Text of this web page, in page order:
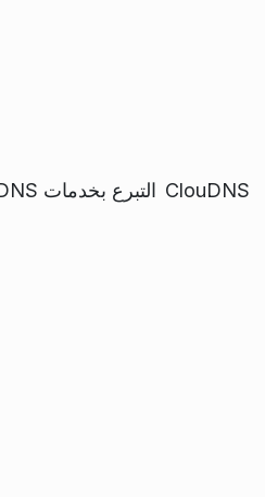
ClouDNS التبرع بخدمات DNS